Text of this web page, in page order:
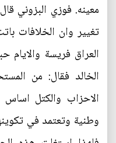
معينه. فوزي البزوني
تغيير وان الخلافات
العراق فريسة والايام
الخالد فقال: من
الاحزاب والكتل
وطنية وتعتمد في